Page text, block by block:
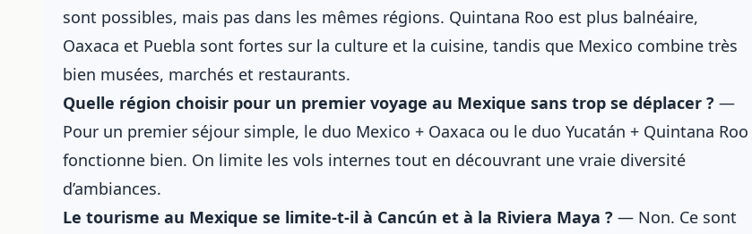
sont possibles, mais pas dans les mêmes régions. Quintana Roo est plus balnéaire,
Oaxaca et Puebla sont fortes sur la culture et la cuisine, tandis que Mexico combine très
bien musées, marchés et restaurants.
Quelle région choisir pour un premier voyage au Mexique sans trop se déplacer ? —
Pour un premier séjour simple, le duo Mexico + Oaxaca ou le duo Yucatán + Quintana Roo
fonctionne bien. On limite les vols internes tout en découvrant une vraie diversité
d’ambiances.
Le tourisme au Mexique se limite-t-il à Cancún et à la Riviera Maya ? — Non. Ce sont